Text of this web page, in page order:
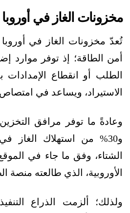
مخزونات الغاز في أوروبا 2025
تُعدّ مخزونات الغاز في
أمن الطاقة؛ إذ توفر موارد
الطلب أو انقطاع الإمدادات
الاستيراد، ويساعد في
و30% من استهلاك الغاز
الشتاء، وفق ما جاء في
الأوروبية، الذي طالعته منصة
ولذلك؛ ألزمت الذراع